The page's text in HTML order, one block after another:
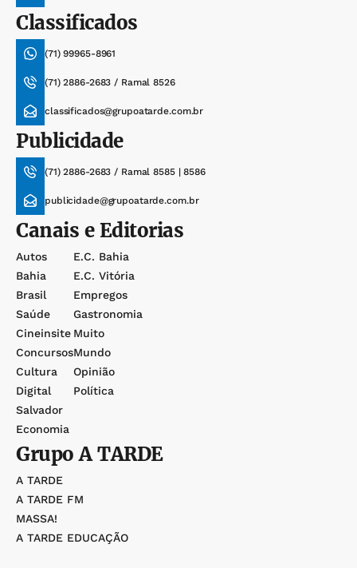
Classificados
(71) 99965-8961
(71) 2886-2683 / Ramal 8526
classificados@grupoatarde.com.br
Publicidade
(71) 2886-2683 / Ramal 8585 | 8586
publicidade@grupoatarde.com.br
Canais e Editorias
Autos
Bahia
Brasil
Saúde
Cineinsite
Concursos
Cultura
Digital
Salvador
Economia
E.c. Bahia
E.c. Vitória
Empregos
Gastronomia
Muito
Mundo
Opinião
Política
GrupoA TARDE
A TARDE
A TARDE FM
MASSA!
A TARDE EDUCAÇÃO